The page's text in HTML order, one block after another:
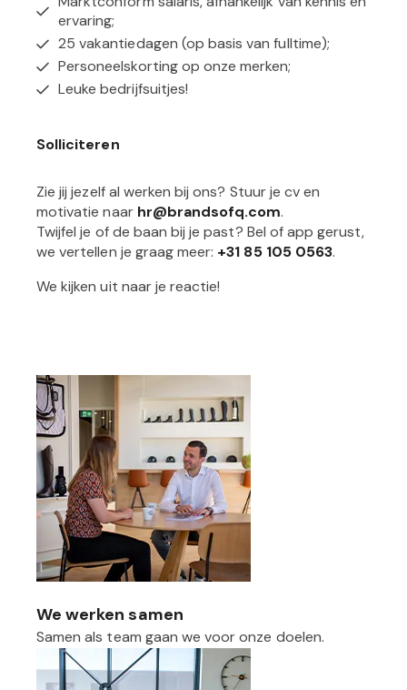
ervaring;
25 vakantiedagen (op basis van fulltime);
Personeelskortingop onze merken;
Leukebedrijfsuitjes!
Solliciteren
Zie jij jezelf al werken bij ons? Stuur jecv en
motivatie naar hr@brandsofq.com.
Twijfel je of de baan bij je past? Bel of app gerust,
we vertellen je graag meer: +31 85 105 0563.
We kijken uit naar je reactie!
We werken samen
Samen als team gaan we voor onze doelen.